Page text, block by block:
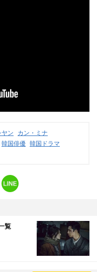
ン カン・ミナ
韓国俳優 韓国ドラマ
覧